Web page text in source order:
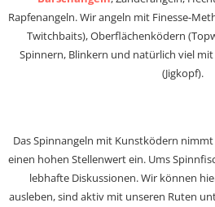
Rapfenangeln. Wir angeln mit Finesse-
Twitchbaits), Oberflächenködern
Spinnern, Blinkern und natürlich viel
(Jigkopf).
Das Spinnangeln mit Kunstködern
einen hohen Stellenwert ein. Ums
lebhafte Diskussionen. Wir können
ausleben, sind aktiv mit unseren Ruten